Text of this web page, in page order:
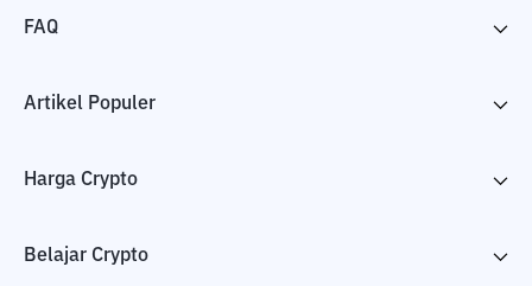
FAQ
Artikel Populer
Harga Crypto
Belajar Crypto